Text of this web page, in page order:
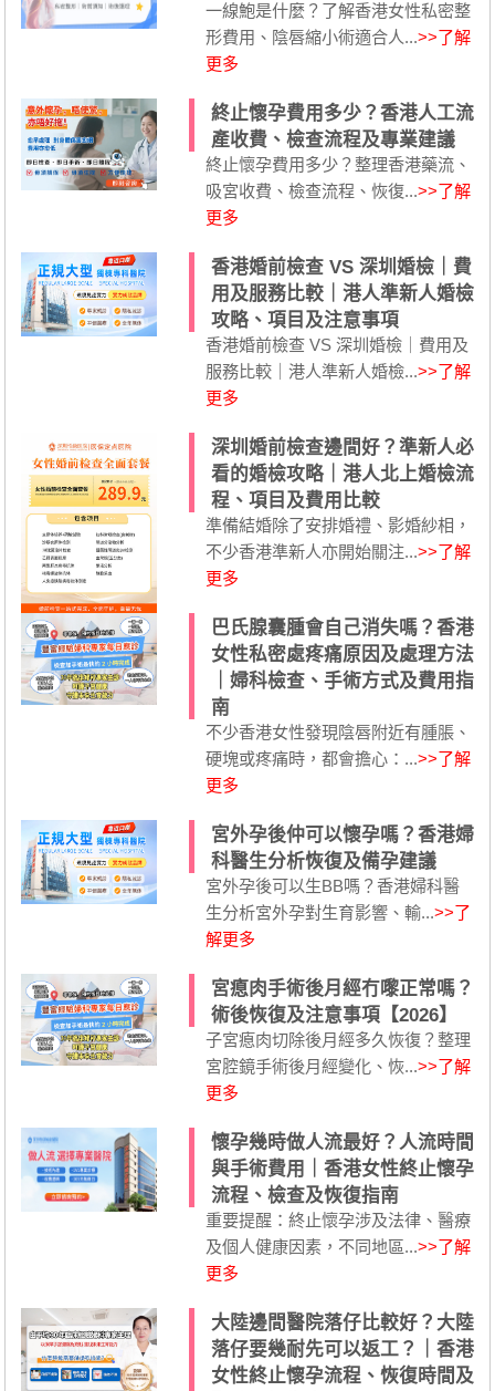
一線鮑是什麼？了解香港女性私密整
形費用、陰唇縮小術適合人...>>了解
更多
終止懷孕費用多少？香港人工流
產收費、檢查流程及專業建議
終止懷孕費用多少？整理香港藥流、
吸宮收費、檢查流程、恢復...>>了解
更多
香港婚前檢查 VS 深圳婚檢｜費
用及服務比較｜港人準新人婚檢
攻略、項目及注意事項
香港婚前檢查 VS 深圳婚檢｜費用及
服務比較｜港人準新人婚檢...>>了解
更多
深圳婚前檢查邊間好？準新人必
看的婚檢攻略｜港人北上婚檢流
程、項目及費用比較
準備結婚除了安排婚禮、影婚紗相，
不少香港準新人亦開始關注...>>了解
更多
巴氏腺囊腫會自己消失嗎？香港
女性私密處疼痛原因及處理方法
｜婦科檢查、手術方式及費用指
南
不少香港女性發現陰唇附近有腫脹、
硬塊或疼痛時，都會擔心：...>>了解
更多
宮外孕後仲可以懷孕嗎？香港婦
科醫生分析恢復及備孕建議
宮外孕後可以生BB嗎？香港婦科醫
生分析宮外孕對生育影響、輸...>>了
解更多
宮瘜肉手術後月經冇嚟正常嗎？
術後恢復及注意事項【2026】
子宮瘜肉切除後月經多久恢復？整理
宮腔鏡手術後月經變化、恢...>>了解
更多
懷孕幾時做人流最好？人流時間
與手術費用｜香港女性終止懷孕
流程、檢查及恢復指南
重要提醒：終止懷孕涉及法律、醫療
及個人健康因素，不同地區...>>了解
更多
大陸邊間醫院落仔比較好？大陸
落仔要幾耐先可以返工？｜香港
女性終止懷孕流程、恢復時間及